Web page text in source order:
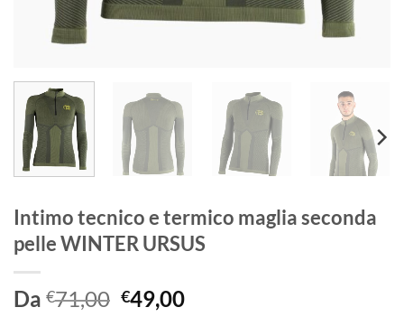
Intimo tecnico e termico maglia seconda
pelle WINTER URSUS
Da €71,00 Il
prezzo
€49,00Il